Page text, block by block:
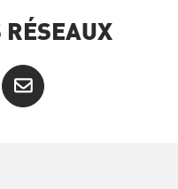
RÉSEAUX
Courriel